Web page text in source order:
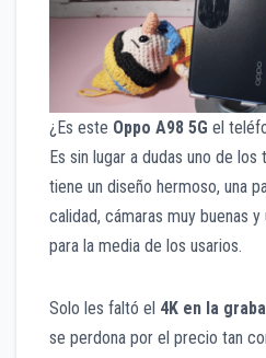
¿Es este Oppo A98 5G el
Es sin lugar a dudas uno de
tiene un diseño hermoso, una
calidad, cámaras muy buenas
para la media de los usarios.
Solo les faltó el 4K en la
se perdona por el precio tan